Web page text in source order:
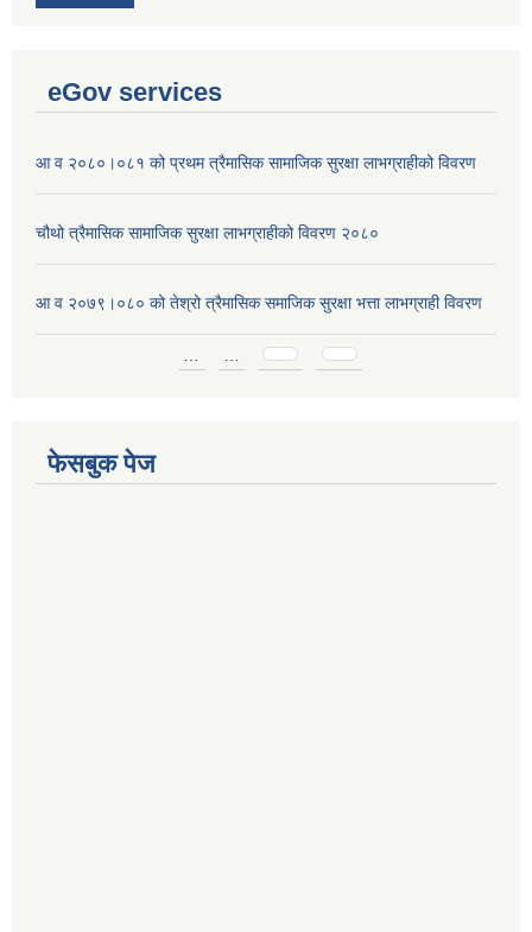
eGov services
आ व २०८०।०८१ को प्रथम त्रैमासिक सामाजिक सुरक्षा लाभग्राहीको विवरण
चौथो त्रैमासिक सामाजिक सुरक्षा लाभग्राहीको विवरण २०८०
आ व २०७९।०८० को तेश्रो त्रैमासिक समाजिक सुरक्षा भत्ता लाभग्राही विवरण
फेसबुक पेज